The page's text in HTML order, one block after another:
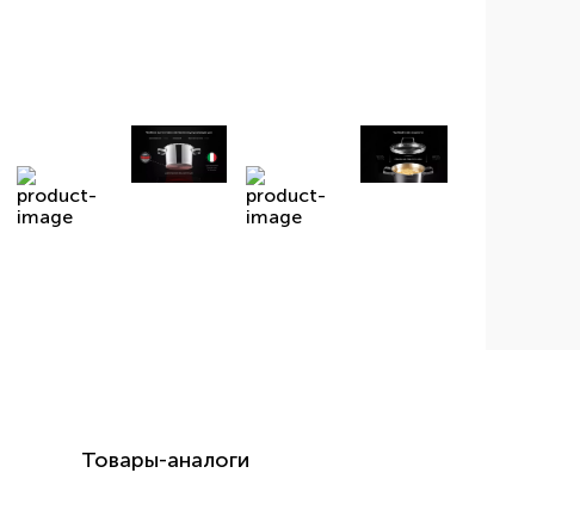
Товары-аналоги